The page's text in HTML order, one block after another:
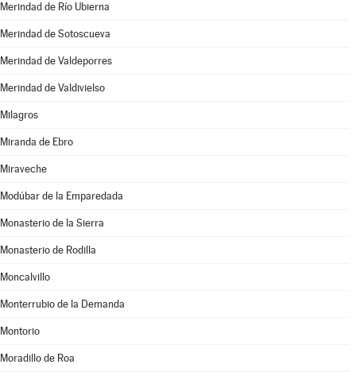
Merindad de Río Ubierna
Merindad de Sotoscueva
Merindad de Valdeporres
Merindad de Valdivielso
Milagros
Miranda de Ebro
Miraveche
Modúbar de la Emparedada
Monasterio de la Sierra
Monasterio de Rodilla
Moncalvillo
Monterrubio de la Demanda
Montorio
Moradillo de Roa